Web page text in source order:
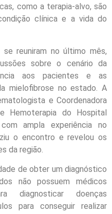
como a terapia-alvo, são
clínica e a vida do
reuniram no último mês,
sobre o cenário da
aos pacientes e as
mielofibrose no estado. A
e Coordenadora
Hemoterapia do Hospital
ampla experiência no
o encontro e revelou os
da região.
de obter um diagnóstico
não possuem médicos
diagnosticar doenças
para conseguir realizar